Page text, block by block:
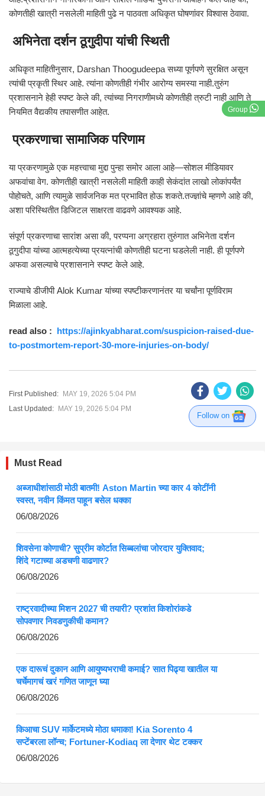
Group
कोणतीही खात्री नसलेली माहिती पुढे न पाठवता अधिकृत घोषणांवर विश्वास ठेवावा.
अभिनेता दर्शन ठूगुदीपा यांची स्थिती
अधिकृत माहितीनुसार, Darshan Thoogudeepaसध्या पूर्णपणे सुरक्षित असून
त्यांची प्रकृती स्थिर आहे. त्यांना कोणतीही गंभीर आरोग्य समस्या नाही.तुरुंग
प्रशासनाने हेही स्पष्ट केले की, त्यांच्या निगराणीमध्ये कोणतीही त्रुटी नाही आणि ते
नियमित वैद्यकीय तपासणीत आहेत.
प्रकरणाचा सामाजिक परिणाम
या प्रकरणामुळे एक महत्त्वाचा मुद्दा पुन्हा समोर आला आहे—सोशल मीडियावर
अफवांचा वेग. कोणतीही खात्री नसलेली माहिती काही सेकंदांत लाखो लोकांपर्यंत
पोहोचते, आणि त्यामुळे सार्वजनिक मत प्रभावित होऊ शकते.तज्ज्ञांचे म्हणणे आहे की,
अशा परिस्थितीत डिजिटल साक्षरता वाढवणे आवश्यक आहे.
संपूर्ण प्रकरणाचा सारांश असा की, परप्पना अग्रहारा तुरुंगात अभिनेता दर्शन
ठूगुदीपा यांच्या आत्महत्येच्या प्रयत्नांची कोणतीही घटना घडलेली नाही. ही पूर्णपणे
अफवा असल्याचे प्रशासनाने स्पष्ट केले आहे.
राज्याचे डीजीपीAlok Kumarयांच्या स्पष्टीकरणानंतर या चर्चांना पूर्णविराम
मिळाला आहे.
read also : https://ajinkyabharat.com/suspicion-raised-due-
to-postmortem-report-30-more-injuries-on-body/
First Published: MAY 19, 2026 5:04 PM
Last Updated: MAY 19, 2026 5:04 PM
Follow on
Must Read
अब्जाधीशांसाठी मोठी बातमी! Aston Martin च्या कार 4 कोटींनी
स्वस्त, नवीन किंमत पाहून बसेल धक्का
06/08/2026
शिवसेना कोणाची? सुप्रीम कोर्टात सिब्बलांचा जोरदार युक्तिवाद;
शिंदे गटाच्या अडचणी वाढणार?
06/08/2026
राष्ट्रवादीच्या मिशन 2027 ची तयारी? प्रशांत किशोरांकडे
सोपवणार निवडणुकीची कमान?
06/08/2026
एक दारूचं दुकान आणि आयुष्यभराची कमाई? सात पिढ्या खातील या
चर्चेमागचं खरं गणित जाणून घ्या
06/08/2026
किआचा SUV मार्केटमध्ये मोठा धमाका! Kia Sorento 4
सप्टेंबरला लॉन्च; Fortuner-Kodiaq ला देणार थेट टक्कर
06/08/2026